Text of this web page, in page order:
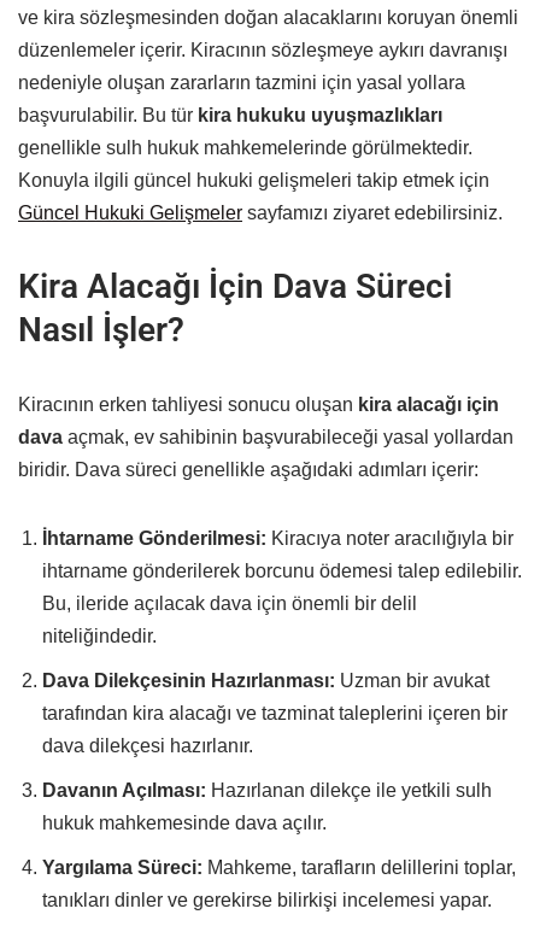
ve kira sözleşmesinden doğan alacaklarını koruyan önemli
düzenlemeler içerir. Kiracının sözleşmeye aykırı davranışı
nedeniyle oluşan zararların tazmini için yasal yollara
başvurulabilir. Bu tür kira hukuku uyuşmazlıkları
genellikle sulh hukuk mahkemelerinde görülmektedir.
Konuyla ilgili güncel hukuki gelişmeleri takip etmek için
Güncel Hukuki Gelişmeler sayfamızı ziyaret edebilirsiniz.
Kira Alacağı İçin Dava Süreci
Nasıl İşler?
Kiracının erken tahliyesi sonucu oluşan kira alacağı için
dava açmak, ev sahibinin başvurabileceği yasal yollardan
biridir. Dava süreci genellikle aşağıdaki adımları içerir:
İhtarname Gönderilmesi: Kiracıya noter aracılığıyla bir
ihtarname gönderilerek borcunu ödemesi talep edilebilir.
Bu, ileride açılacak dava için önemli bir delil
niteliğindedir.
Dava Dilekçesinin Hazırlanması: Uzman bir avukat
tarafından kira alacağı ve tazminat taleplerini içeren bir
dava dilekçesi hazırlanır.
Davanın Açılması: Hazırlanan dilekçe ile yetkili sulh
hukuk mahkemesinde dava açılır.
Yargılama Süreci: Mahkeme, tarafların delillerini toplar,
tanıkları dinler ve gerekirse bilirkişi incelemesi yapar.